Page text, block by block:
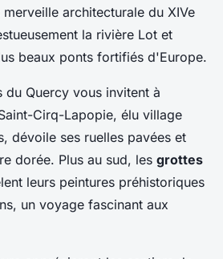
architecturale du XIVe
la rivière Lot et
beaux ponts fortifiés d'Europe.
du Quercy vous invitent à
Cirq-Lapopie, élu village
dévoile ses ruelles pavées et
dorée. Plus au sud, les grottes
leurs peintures préhistoriques
un voyage fascinant aux